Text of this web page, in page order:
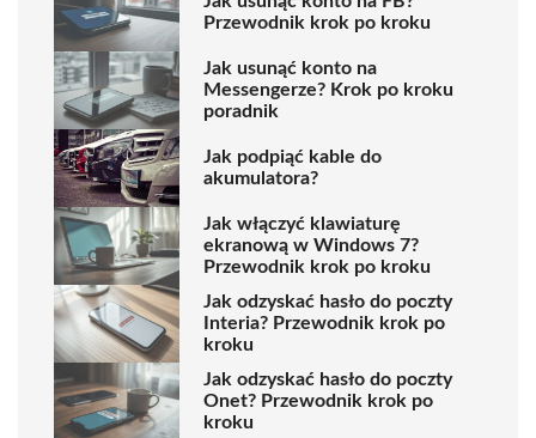
Przewodnik krok po kroku
Jak usunąć konto na
Messengerze? Krok po kroku
poradnik
Jak podpiąć kable do
akumulatora?
Jak włączyć klawiaturę
ekranową w Windows 7?
Przewodnik krok po kroku
Jak odzyskać hasło do poczty
Interia? Przewodnik krok po
kroku
Jak odzyskać hasło do poczty
Onet? Przewodnik krok po
kroku